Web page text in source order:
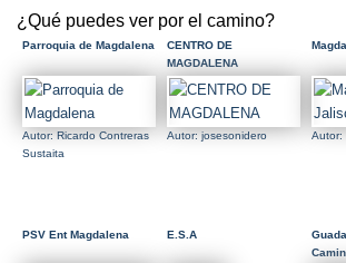
¿Qué puedes ver por el camino?
Parroquia de Magdalena
Autor: Ricardo Contreras
Sustaita
CENTRO DE
MAGDALENA
Autor: josesonidero Autor:
PSV Ent Magdalena E.S.A